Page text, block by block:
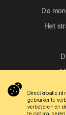
De
Het
Directkroatie.nl
gebruiker te
verbeteren en
te